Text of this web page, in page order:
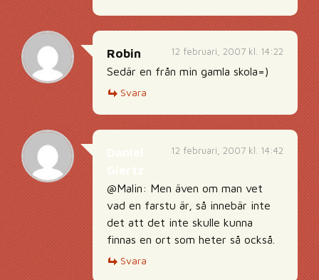
12 februari, 2007 kl. 14:22
Robin
Sedär en från min gamla skola=)
Svara
12 februari, 2007 kl. 14:42
@Malin: Men även om man vet
vad en farstu är, så innebär inte
det att det inte skulle kunna
finnas en ort som heter så också.
Svara